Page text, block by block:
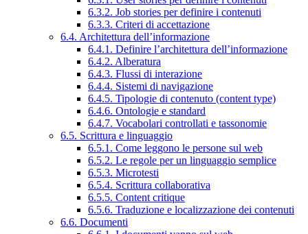
6.3.2. Job stories per definire i contenuti
6.3.3. Criteri di accettazione
6.4. Architettura dell’informazione
6.4.1. Definire l’architettura dell’informazione
6.4.2. Alberatura
6.4.3. Flussi di interazione
6.4.4. Sistemi di navigazione
6.4.5. Tipologie di contenuto (content type)
6.4.6. Ontologie e standard
6.4.7. Vocabolari controllati e tassonomie
6.5. Scrittura e linguaggio
6.5.1. Come leggono le persone sul web
6.5.2. Le regole per un linguaggio semplice
6.5.3. Microtesti
6.5.4. Scrittura collaborativa
6.5.5. Content critique
6.5.6. Traduzione e localizzazione dei contenuti
6.6. Documenti